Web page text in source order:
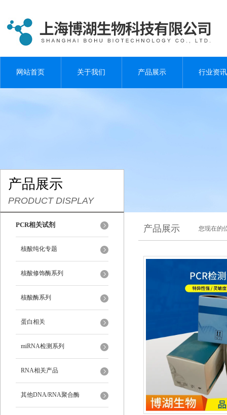
网站首页 关于我们 产品展示 行业资讯
产品展示
PRODUCT DISPLAY
PCR相关试剂
核酸纯化专题
核酸修饰酶系列
核酸酶系列
蛋白相关
miRNA检测系列
RNA相关产品
其他DNA/RNA聚合酶
产品展示 您现在的